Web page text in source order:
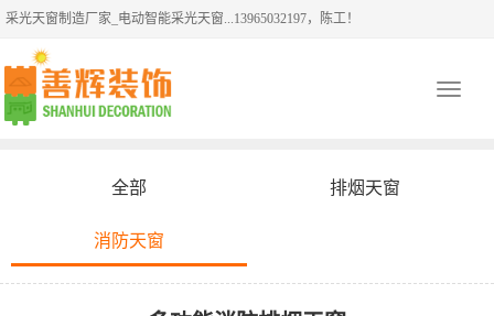
采光天窗制造厂家_电动智能采光天窗...13965032197，陈工！
Toggle
全部 排烟天窗
消防天窗